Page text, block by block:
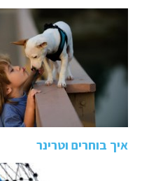
איך בוחרים וטרינר